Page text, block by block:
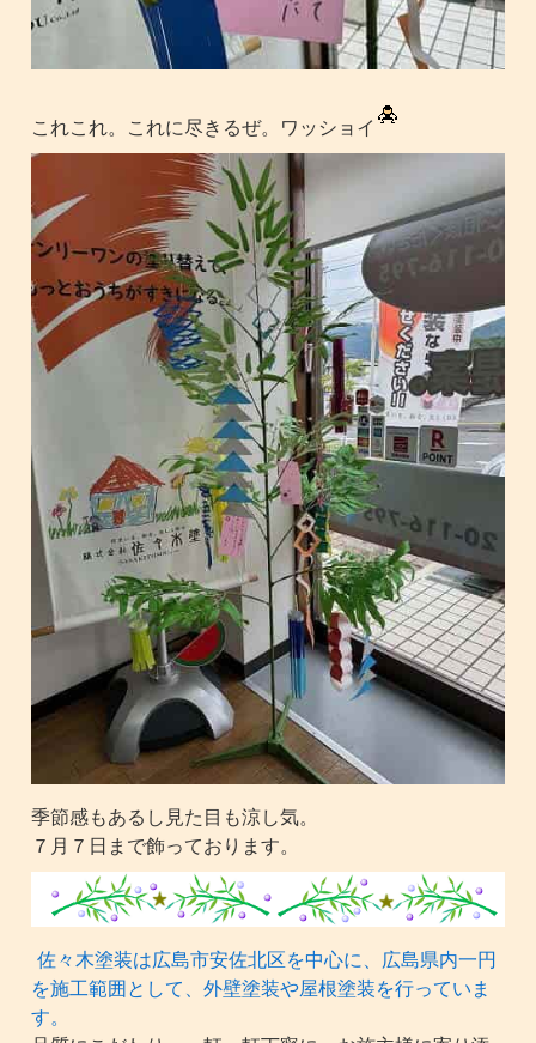
これこれ。これに尽きるぜ。ワッショイ
季節感もあるし見た目も涼し気。
７月７日まで飾っております。
佐々木塗装は広島市安佐北区を中心に、広島県内一円
を施工範囲として、外壁塗装や屋根塗装を行っていま
す。